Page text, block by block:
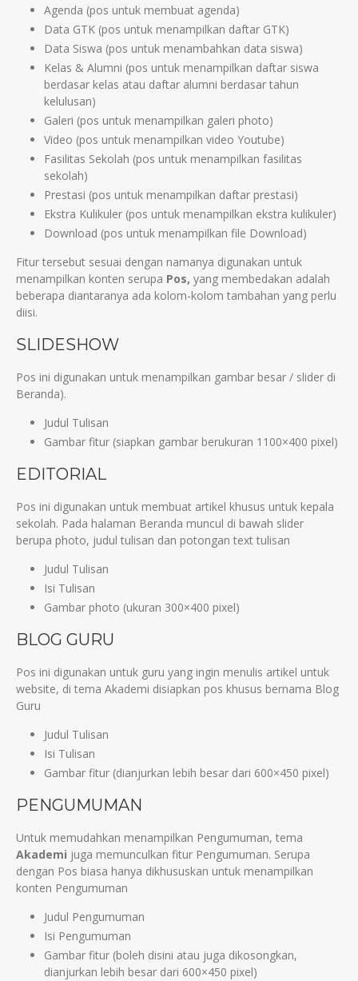
Agenda (pos untuk membuat agenda)
Data GTK (pos untuk menampilkan daftar GTK)
Data Siswa (pos untuk menambahkan data siswa)
Kelas & Alumni (pos untuk menampilkan daftar siswa
berdasar kelas atau daftar alumni berdasar tahun
kelulusan)
Galeri (pos untuk menampilkan galeri photo)
Video (pos untuk menampilkan video Youtube)
Fasilitas Sekolah (pos untuk menampilkan fasilitas
sekolah)
Prestasi (pos untuk menampilkan daftar prestasi)
Ekstra Kulikuler (pos untuk menampilkan ekstra kulikuler)
Download (pos untuk menampilkan file Download)
Fitur tersebut sesuai dengan namanya digunakan untuk
menampilkan konten serupa Pos, yang membedakan adalah
beberapa diantaranya ada kolom-kolom tambahan yang perlu
diisi.
SLIDESHOW
Pos ini digunakan untuk menampilkan gambar besar / slider di
Beranda).
Judul Tulisan
Gambar fitur (siapkan gambar berukuran 1100×400 pixel)
EDITORIAL
Pos ini digunakan untuk membuat artikel khusus untuk kepala
sekolah. Pada halaman Beranda muncul di bawah slider
berupa photo, judul tulisan dan potongan text tulisan
Judul Tulisan
Isi Tulisan
Gambar photo (ukuran 300×400 pixel)
BLOG GURU
Pos ini digunakan untuk guru yang ingin menulis artikel untuk
website, di tema Akademi disiapkan pos khusus bernama Blog
Guru
Judul Tulisan
Isi Tulisan
Gambar fitur (dianjurkan lebih besar dari 600×450 pixel)
PENGUMUMAN
Untuk memudahkan menampilkan Pengumuman, tema
Akademi juga memunculkan fitur Pengumuman. Serupa
dengan Pos biasa hanya dikhususkan untuk menampilkan
konten Pengumuman
Judul Pengumuman
Isi Pengumuman
Gambar fitur (boleh disini atau juga dikosongkan,
dianjurkan lebih besar dari 600×450 pixel)